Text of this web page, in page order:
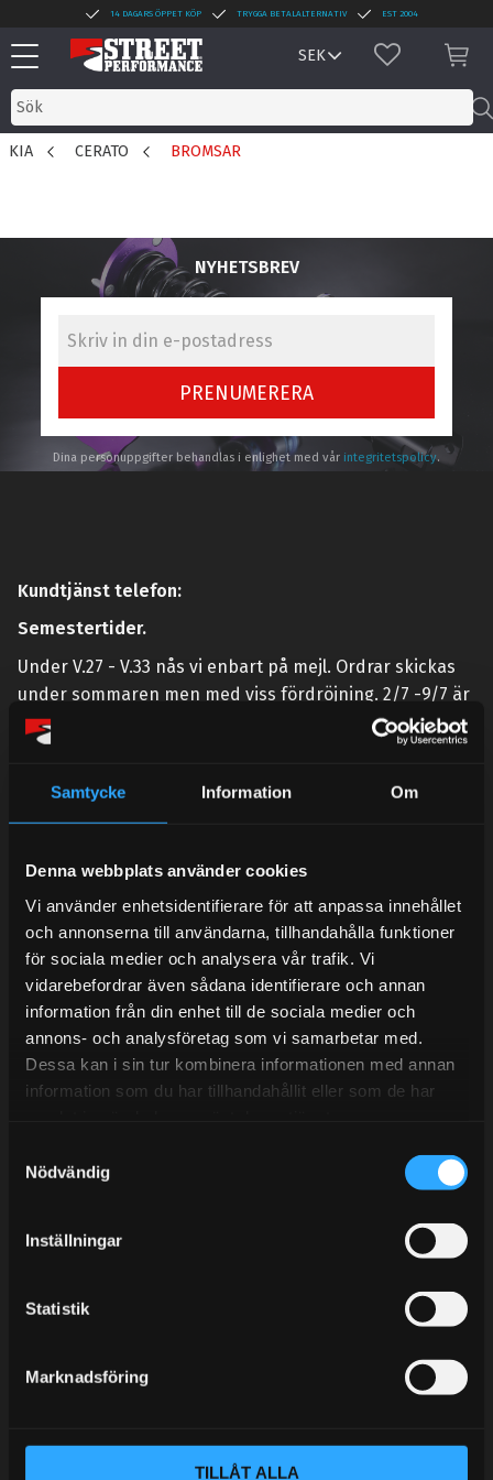
Samtycke Information Om
Denna webbplats använder cookies
Vi använder enhetsidentifierare för att anpassa innehållet
och annonserna till användarna, tillhandahålla funktioner
för sociala medier och analysera vår trafik. Vi
vidarebefordrar även sådana identifierare och annan
information från din enhet till de sociala medier och
annons- och analysföretag som vi samarbetar med.
Dessa kan i sin tur kombinera informationen med annan
information som du har tillhandahållit eller som de har
Nödvändig
Inställningar
Statistik
Marknadsföring
TILLÅT ALLA
Meny
14 DAGARS ÖPPET KÖP TRYGGA BETALALTERNATIV EST 2004
FAVORITER
KIA CERATO BROMSAR
NYHETSBREV
PRENUMERERA
Dina personuppgifter behandlas i enlighet med vår integritetspolicy.
Kundtjänst telefon:
Semestertider.
Under V.27 - V.33 nås vi enbart på mejl. Ordrar skickas
under sommaren men med viss fördröjning. 2/7 -9/7 är
det helt stängt.
Mån-Tors: 10:30-15:00
Lunchstängt 12:00-13:00
info@streetperformance.se
BLOGG
KUNSKAPSCENTER